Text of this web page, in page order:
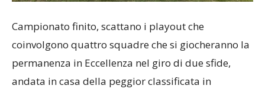
Campionato finito, scattano i playout che
coinvolgono quattro squadre che si giocheranno la
permanenza in Eccellenza nel giro di due sfide,
andata in casa della peggior classificata in